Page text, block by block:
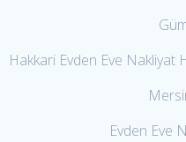
Hakkari Evden Eve Nakliyat
Evden Eve